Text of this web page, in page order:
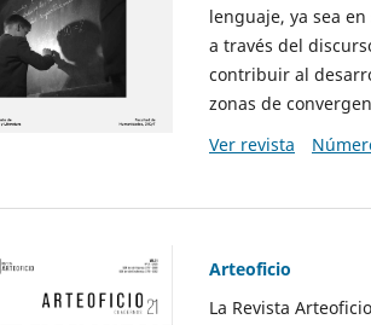
lenguaje, ya sea
a través del
contribuir al
zonas de
Ver revista
Arteoficio
La Revista